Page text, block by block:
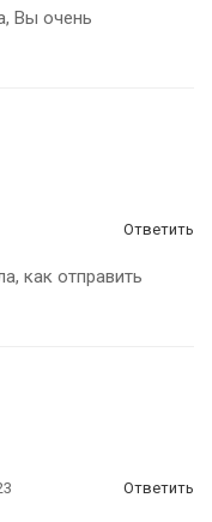
Вы очень
Ответить
как отправить
Ответить